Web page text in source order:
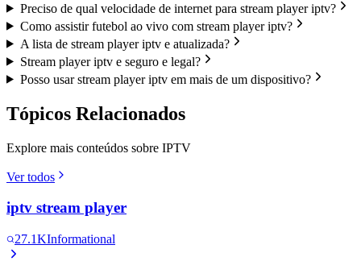
Preciso de qual velocidade de internet para stream player iptv?
Como assistir futebol ao vivo com stream player iptv?
A lista de stream player iptv e atualizada?
Stream player iptv e seguro e legal?
Posso usar stream player iptv em mais de um dispositivo?
Tópicos Relacionados
Explore mais conteúdos sobre IPTV
Ver todos
iptv stream player
27.1KInformational